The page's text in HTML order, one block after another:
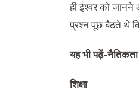
ही ईश्वर को
प्रश्न पूछ बैठते थे
यह भी पढ़ें-
शिक्षा